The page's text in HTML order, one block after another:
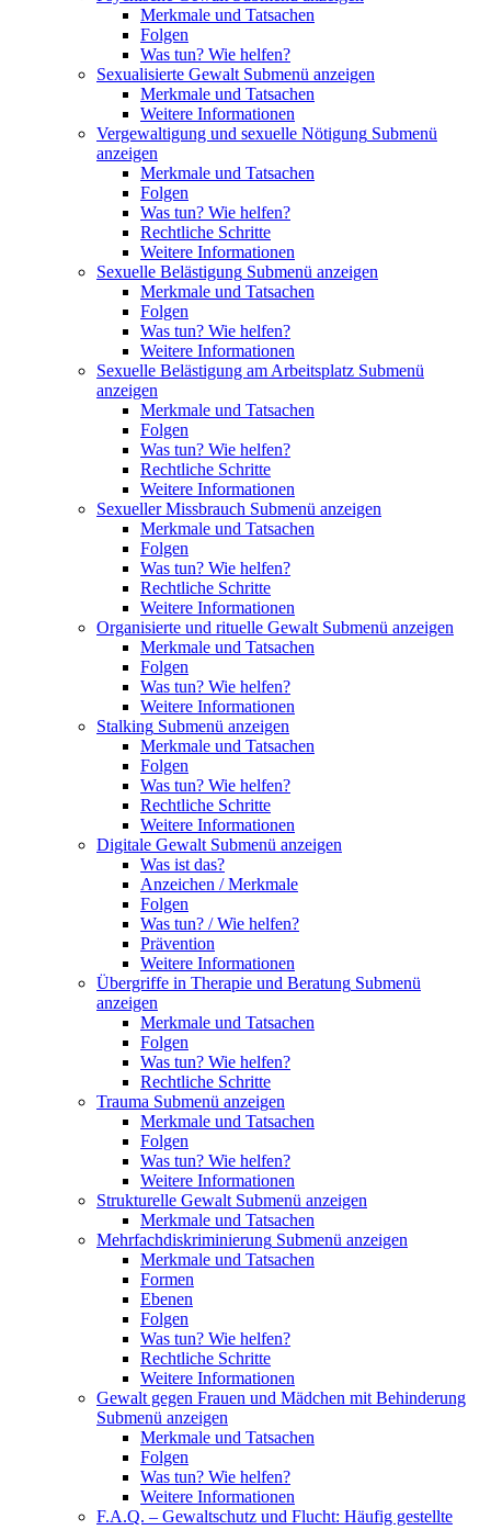
Merkmale und Tatsachen
Folgen
Was tun? Wie helfen?
Sexualisierte Gewalt Submenü anzeigen
Merkmale und Tatsachen
Weitere Informationen
Vergewaltigung und sexuelle Nötigung Submenü
anzeigen
Merkmale und Tatsachen
Folgen
Was tun? Wie helfen?
Rechtliche Schritte
Weitere Informationen
Sexuelle Belästigung Submenü anzeigen
Merkmale und Tatsachen
Folgen
Was tun? Wie helfen?
Weitere Informationen
Sexuelle Belästigung am Arbeitsplatz Submenü
anzeigen
Merkmale und Tatsachen
Folgen
Was tun? Wie helfen?
Rechtliche Schritte
Weitere Informationen
Sexueller Missbrauch Submenü anzeigen
Merkmale und Tatsachen
Folgen
Was tun? Wie helfen?
Rechtliche Schritte
Weitere Informationen
Organisierte und rituelle Gewalt Submenü anzeigen
Merkmale und Tatsachen
Folgen
Was tun? Wie helfen?
Weitere Informationen
Stalking Submenü anzeigen
Merkmale und Tatsachen
Folgen
Was tun? Wie helfen?
Rechtliche Schritte
Weitere Informationen
Digitale Gewalt Submenü anzeigen
Was ist das?
Anzeichen / Merkmale
Folgen
Was tun? / Wie helfen?
Prävention
Weitere Informationen
Übergriffe in Therapie und Beratung Submenü
anzeigen
Merkmale und Tatsachen
Folgen
Was tun? Wie helfen?
Rechtliche Schritte
Trauma Submenü anzeigen
Merkmale und Tatsachen
Folgen
Was tun? Wie helfen?
Weitere Informationen
Strukturelle Gewalt Submenü anzeigen
Merkmale und Tatsachen
Mehrfachdiskriminierung Submenü anzeigen
Merkmale und Tatsachen
Formen
Ebenen
Folgen
Was tun? Wie helfen?
Rechtliche Schritte
Weitere Informationen
Gewalt gegen Frauen und Mädchen mit Behinderung
Submenü anzeigen
Merkmale und Tatsachen
Folgen
Was tun? Wie helfen?
Weitere Informationen
F.A.Q. – Gewaltschutz und Flucht: Häufig gestellte